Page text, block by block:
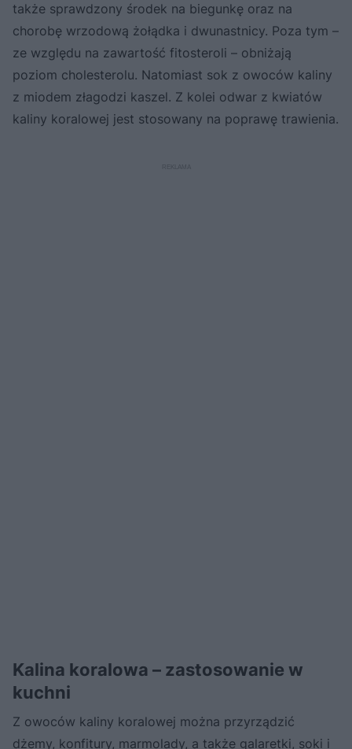
także sprawdzony środek na biegunkę oraz na
chorobę wrzodową żołądka i dwunastnicy. Poza tym –
ze względu na zawartość fitosteroli – obniżają
poziom cholesterolu. Natomiast sok z owoców kaliny
z miodem złagodzi kaszel. Z kolei odwar z kwiatów
kaliny koralowej jest stosowany na poprawę trawienia.
Kalina koralowa – zastosowanie w
kuchni
Z owoców kaliny koralowej można przyrządzić
dżemy, konfitury, marmolady, a także galaretki, soki i